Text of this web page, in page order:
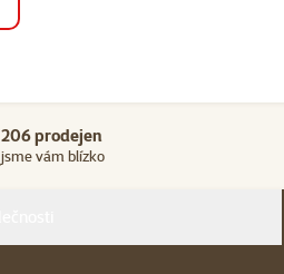
206 prodejen
jsme vám blízko